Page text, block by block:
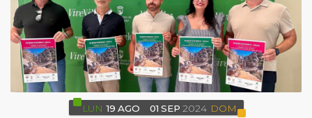
LUN 19 AGO 01 SEP 2024 DOM